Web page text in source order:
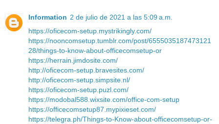
Information 2 de julio de 2021 a las 5:09 a.m.
https://oficecom-setup.mystrikingly.com/
https://nooncomsetup.tumblr.com/post/6555035187473121
28/things-to-know-about-officecomsetup-or
https://herrain.jimdosite.com/
http://oficecom-setup.bravesites.com/
http://oficecom-setup.simpsite.nl/
https://oficecom-setup.puzl.com/
https://modobal588.wixsite.com/office-com-setup
https://officecomsetup87.mypixieset.com/
https://telegra.ph/Things-to-Know-about-officecomsetup-or-